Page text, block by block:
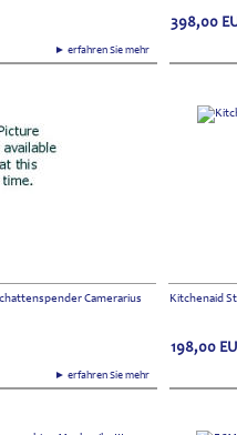
► erfahren Sie mehr
398,00
Camerarius
► erfahren Sie mehr
Kitchenaid
198,00